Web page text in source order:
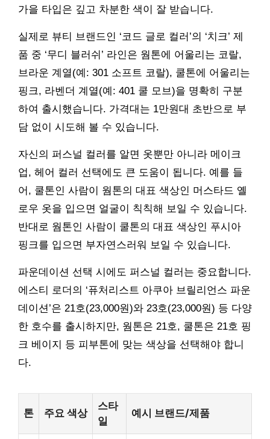
가을 타입은 깊고 차분한 색이 잘 받습니다.
실제로 뷰티 브랜드인 ‘코드 글로 컬러’의 ‘치크’ 제
품 중 ‘무디 블러쉬’ 라인은 웜톤에 어울리는 코랄,
브라운 계열(예: 301 소프트 코랄), 쿨톤에 어울리는
핑크, 라벤더 계열(예: 401 쿨 모브)을 명확히 구분
하여 출시했습니다. 가격대는 1만원대 초반으로 부
담 없이 시도해 볼 수 있습니다.
자신의 퍼스널 컬러를 알면 옷뿐만 아니라 메이크
업, 헤어 컬러 선택에도 큰 도움이 됩니다. 예를 들
어, 쿨톤인 사람이 웜톤의 대표 색상인 머스타드 옐
로우 옷을 입으면 얼굴이 칙칙해 보일 수 있습니다.
반대로 웜톤인 사람이 쿨톤의 대표 색상인 푸시아
핑크를 입으면 부자연스러워 보일 수 있습니다.
파운데이션 선택 시에도 퍼스널 컬러는 중요합니다.
에스티 로더의 ‘퓨처리스트 아쿠아 브릴리언스 파운
데이션’은 21호(23,000원)와 23호(23,000원) 등 다양
한 호수를 출시하지만, 웜톤은 21호, 쿨톤은 21호 핑
크 베이지 등 피부톤에 맞는 색상을 선택해야 합니
다.
톤 주요 색상
스타
일
예시 브랜드/제품